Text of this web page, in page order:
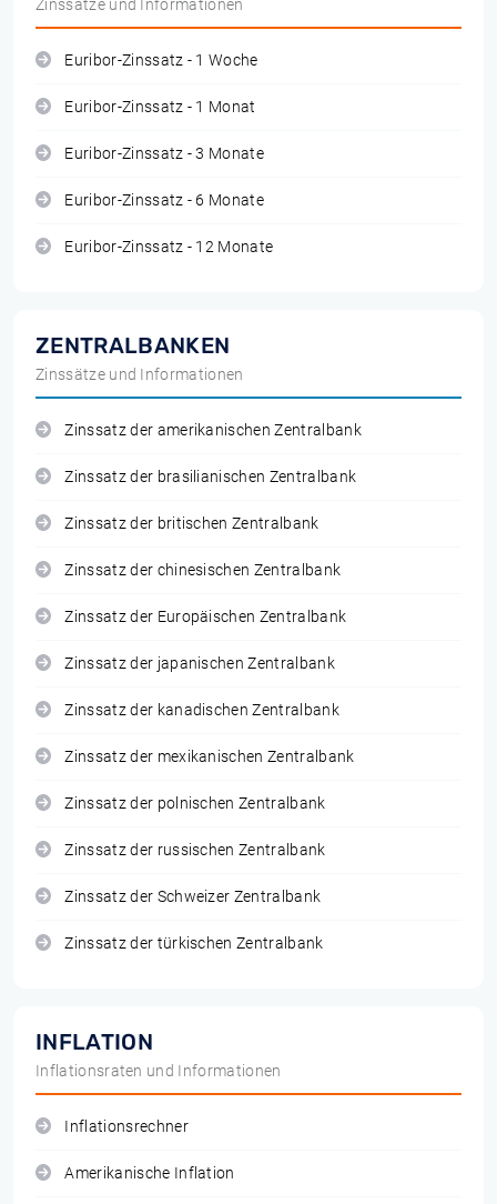
Zinssätze und Informationen
Euribor-Zinssatz - 1 Woche
Euribor-Zinssatz - 1 Monat
Euribor-Zinssatz - 3 Monate
Euribor-Zinssatz - 6 Monate
Euribor-Zinssatz - 12 Monate
ZENTRALBANKEN
Zinssätze und Informationen
Zinssatz der amerikanischen Zentralbank
Zinssatz der brasilianischen Zentralbank
Zinssatz der britischen Zentralbank
Zinssatz der chinesischen Zentralbank
Zinssatz der Europäischen Zentralbank
Zinssatz der japanischen Zentralbank
Zinssatz der kanadischen Zentralbank
Zinssatz der mexikanischen Zentralbank
Zinssatz der polnischen Zentralbank
Zinssatz der russischen Zentralbank
Zinssatz der Schweizer Zentralbank
Zinssatz der türkischen Zentralbank
INFLATION
Inflationsraten und Informationen
Inflationsrechner
Amerikanische Inflation